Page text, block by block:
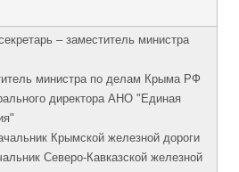
– заместитель министра
министра по делам Крыма РФ
директора АНО "Единая
Крымской железной дороги
Северо-Кавказской железной